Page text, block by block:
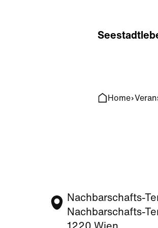
Seestadt
Home
Nachbarschafts-
Nachbarschafts-